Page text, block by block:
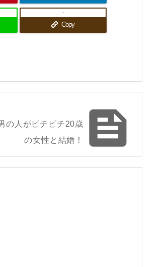
Copy
-

の人がピチピチ20歳
の女性と結婚！